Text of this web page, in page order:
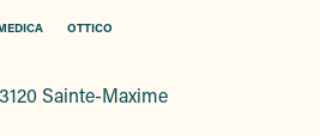
OTTICO
Sainte-Maxime